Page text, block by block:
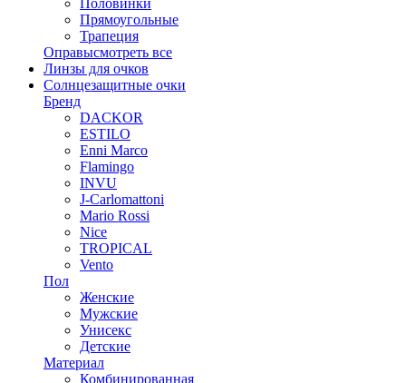
Прямоугольные
Трапеция
Оправысмотреть все
Линзы для очков
Солнцезащитные очки
Бренд
DACKOR
ESTILO
Enni Marco
Flamingo
INVU
J-Carlomattoni
Mario Rossi
Nice
TROPICAL
Vento
Пол
Женские
Мужские
Унисекс
Детские
Материал
Комбинированная